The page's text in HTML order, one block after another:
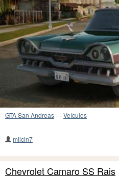
GTA San Andreas—Veículos
milcin7
Chevrolet Camaro SS Rais